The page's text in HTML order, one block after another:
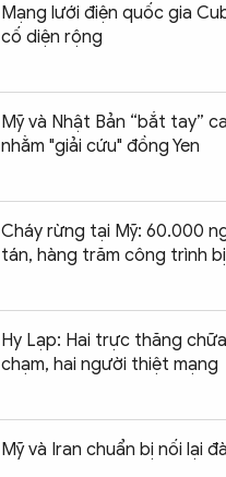
Mạng lưới điện quốc gia
cố diện rộng
Mỹ và Nhật Bản “bắt tay”
nhằm "giải cứu" đồng Yen
Cháy rừng tại Mỹ: 60.000
tán, hàng trăm công trình
Hy Lạp: Hai trực thăng
chạm, hai người thiệt mạng
Mỹ và Iran chuẩn bị nối lại